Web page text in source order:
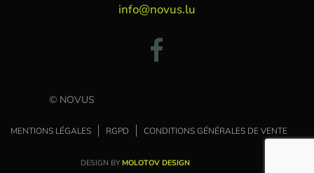
info@novus.lu
© NOVUS
MENTIONS LÉGALES RGPD CONDITIONS GÉNÉRALES DE VENTE
DESIGN BY MOLOTOV DESIGN